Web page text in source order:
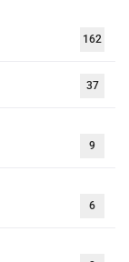
162
37
9
6